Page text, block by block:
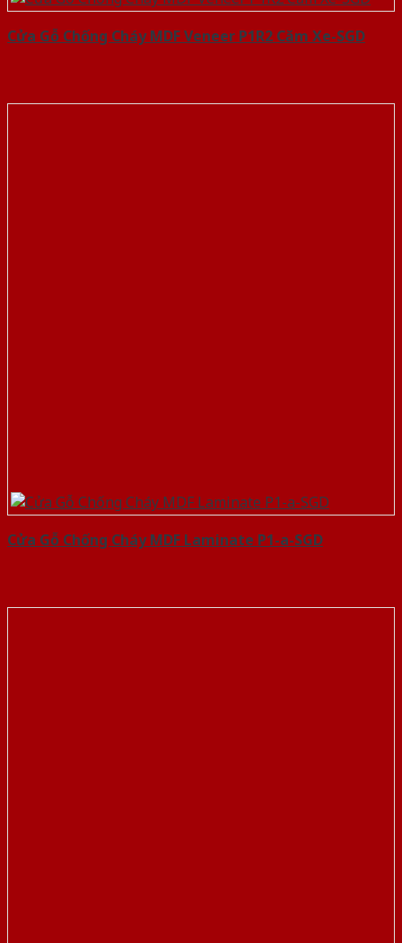
Cửa Gỗ Chống Cháy MDF Veneer P1R2 Căm Xe-SGD
Cửa Gỗ Chống Cháy MDF Laminate P1-a-SGD